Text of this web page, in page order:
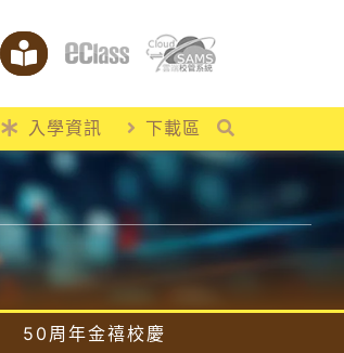
入學資訊 下載區
50周年金禧校慶